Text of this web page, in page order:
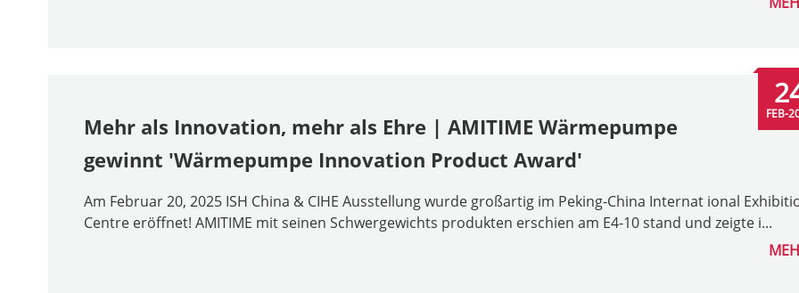
Mehr als Innovation, mehr als Ehre | AMITIME Wärmepumpe
gewinnt 'Wärmepumpe Innovation Product Award'
Am Februar 20, 2025 ISH China & CIHE Ausstellung wurde großartig im Peking-China Internat ional
Centre eröffnet! AMITIME mit seinen Schwergewichts produkten erschien am E4-10 stand und zeigte i...
FEB-